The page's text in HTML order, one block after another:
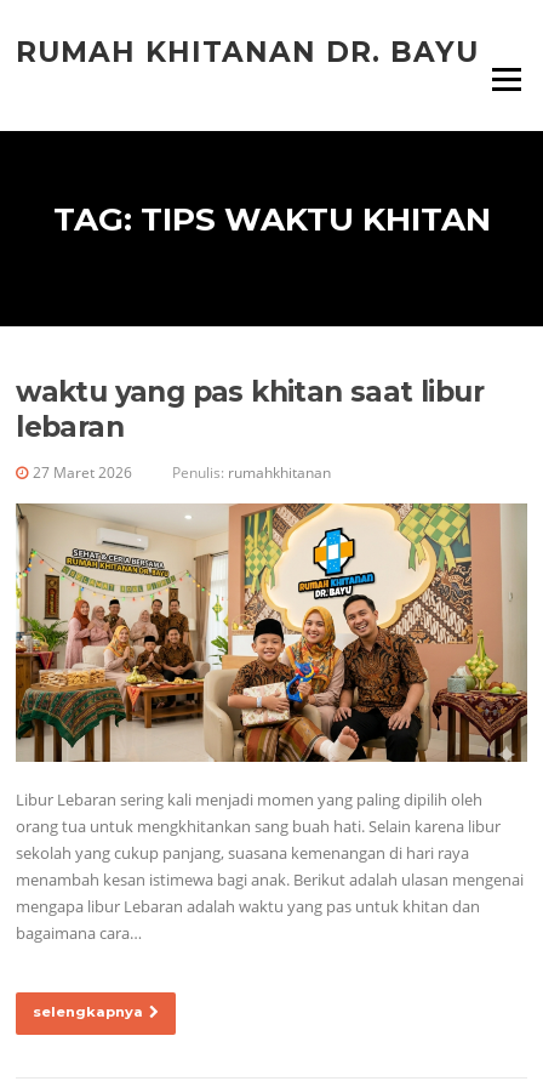
konten
RUMAH KHITANAN DR. BAYU
Menu
TAG: TIPS WAKTU KHITAN
waktu yang pas khitan saat libur
lebaran
27 Maret 2026 Penulis: rumahkhitanan
Libur Lebaran sering kali menjadi momen yang paling dipilih oleh
orang tua untuk mengkhitankan sang buah hati. Selain karena libur
sekolah yang cukup panjang, suasana kemenangan di hari raya
menambah kesan istimewa bagi anak. Berikut adalah ulasan mengenai
mengapa libur Lebaran adalah waktu yang pas untuk khitan dan
bagaimana cara…
selengkapnya